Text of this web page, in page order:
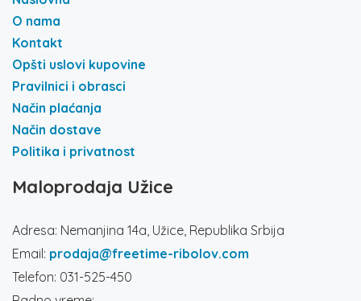
O nama
Kontakt
Opšti uslovi kupovine
Pravilnici i obrasci
Način plaćanja
Način dostave
Politika i privatnost
Maloprodaja Užice
Adresa: Nemanjina 14a, Užice, Republika Srbija
Email: prodaja@freetime-ribolov.com
Telefon: 031-525-450